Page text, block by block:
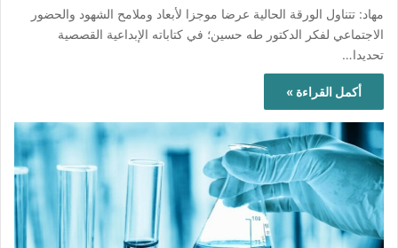
مهاد: تتناول الورقة الحالية عرضا موجزا لأبعاد وملامح الشهود والحضور
الاجتماعي لفكر الدكتور طه حسين؛ في كتاباته الإبداعية القصصية
تحديدا…
أكمل القراءة »